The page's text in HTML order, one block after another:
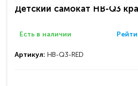
Детский самокат HB-Q3
Есть в наличии
Артикул: HB-Q3-RED